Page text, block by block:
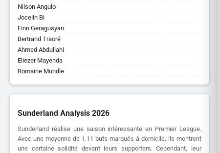
Nilson Angulo
Jocelin Bi
Finn Geragusyan
Bertrand Traoré
Ahmed Abdullahi
Eliezer Mayenda
Romaine Mundle
Sunderland Analysis 2026
Sunderland réalise une saison intéressante en Premier League.
Avec une moyenne de 1.11 buts marqués à domicile, ils montrent
une certaine solidité devant leurs supporters. Cependant, leur